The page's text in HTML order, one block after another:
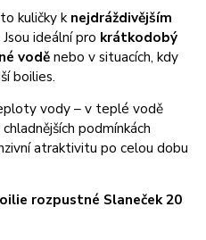
kuličky knejdráždivějším
ideální pro krátkodobý
voděnebo v situacích, kdy
boilies.
vody – v teplé vodě
podmínkách
atraktivitu po celou dobu
rozpustné Slaneček 20